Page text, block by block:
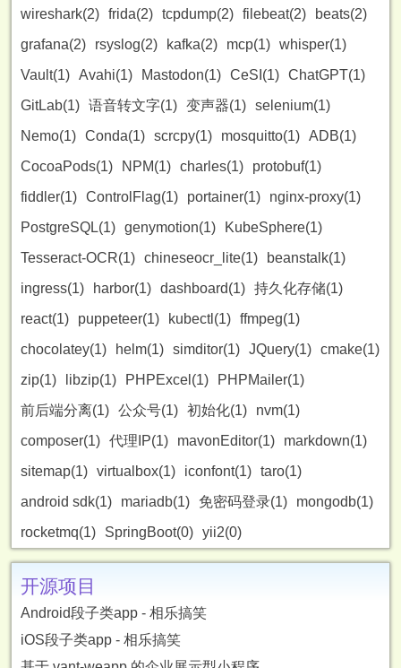
wireshark(2) frida(2) tcpdump(2) filebeat(2)
beats(2)
grafana(2)
rsyslog(2) kafka(2) mcp(1) whisper(1)
Vault(1) Avahi(1) Mastodon(1) CeSI(1) ChatGPT(1)
GitLab(1) 语音转文字(1) 变声器(1) selenium(1)
Nemo(1) Conda(1) scrcpy(1) mosquitto(1) ADB(1)
CocoaPods(1)
NPM(1) charles(1)
protobuf(1)
fiddler(1) ControlFlag(1) portainer(1)
nginx-proxy(1)
PostgreSQL(1) genymotion(1)
KubeSphere(1)
Tesseract-OCR(1) chineseocr_lite(1)
beanstalk(1)
ingress(1)
harbor(1) dashboard(1) 持久化存储(1)
react(1)
puppeteer(1) kubectl(1) ffmpeg(1)
chocolatey(1)
helm(1) simditor(1) JQuery(1) cmake(1)
zip(1)
libzip(1) PHPExcel(1)
PHPMailer(1)
前后端分离(1) 公众号(1) 初始化(1)
nvm(1)
composer(1) 代理IP(1) mavonEditor(1)
markdown(1)
sitemap(1) virtualbox(1) iconfont(1) taro(1)
android sdk(1)
mariadb(1) 免密码登录(1)
mongodb(1)
rocketmq(1)
SpringBoot(0) yii2(0)
开源项目
Android段子类app - 相乐搞笑
iOS段子类app - 相乐搞笑